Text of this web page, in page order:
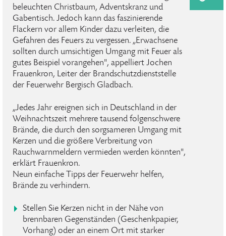
beleuchten Christbaum, Adventskranz und
Gabentisch. Jedoch kann das faszinierende
Flackern vor allem Kinder dazu verleiten, die
Gefahren des Feuers zu vergessen. „Erwachsene
sollten durch umsichtigen Umgang mit Feuer als
gutes Beispiel vorangehen", appelliert Jochen
Frauenkron, Leiter der Brandschutzdienststelle
der Feuerwehr Bergisch Gladbach.
„Jedes Jahr ereignen sich in Deutschland in der
Weihnachtszeit mehrere tausend folgenschwere
Brände, die durch den sorgsameren Umgang mit
Kerzen und die größere Verbreitung von
Rauchwarnmeldern vermieden werden könnten",
erklärt Frauenkron.
Neun einfache Tipps der Feuerwehr helfen,
Brände zu verhindern.
Stellen Sie Kerzen nicht in der Nähe von
brennbaren Gegenständen (Geschenkpapier,
Vorhang) oder an einem Ort mit starker